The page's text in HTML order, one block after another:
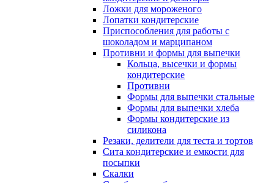
Ложки для мороженого
Лопатки кондитерские
Приспособления для работы с
шоколадом и марципаном
Противни и формы для выпечки
Кольца, высечки и формы
кондитерские
Противни
Формы для выпечки стальные
Формы для выпечки хлеба
Формы кондитерские из
силикона
Резаки, делители для теста и тортов
Сита кондитерские и емкости для
посыпки
Скалки